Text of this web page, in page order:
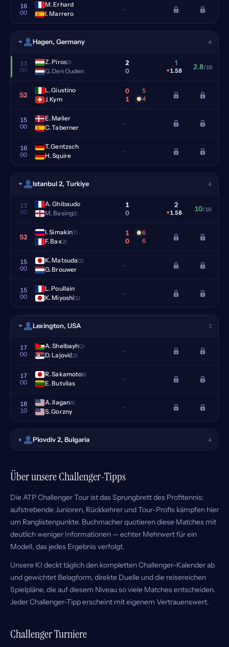
16
00
M. Erhard
I. Marrero
–
Hagen, Germany 4
13
00
Z. Piros(3)
G. Den Ouden
2
0
1
▾1.58 2.8/10
S2
L. Giustino
J. Kym
0 5
1 4
15
00
E. Møller
C. Taberner
–
16
00
T. Gentzsch
H. Squire
–
Istanbul 2, Turkiye 4
13
00
A. Ghibaudo
M. Basing(3)
1
0
2
▾1.58 10/10
S2
I. Simakin(7)
F. Bax(2)
1 6
0 6
15
00
K. Matsuda(Q)
G. Brouwer –
15
00
L. Poullain
K. Miyoshi(Q) –
Lexington, USA 3
17
00
A. Shelbayh(Q)
D. Lajović(2) –
17
00
R. Sakamoto(6)
E. Butvilas –
18
10
A. Ilagan(A)
S. Gorzny –
Plovdiv 2, Bulgaria 4
Über unsere Challenger-Tipps
Die ATP Challenger Tour ist das Sprungbrett des Profitennis:
aufstrebende Junioren, Rückkehrer und Tour-Profis kämpfen hier
um Ranglistenpunkte. Buchmacher quotieren diese Matches mit
deutlich weniger Informationen — echter Mehrwert für ein
Modell, das jedes Ergebnis verfolgt.
Unsere KI deckt täglich den kompletten Challenger-Kalender ab
und gewichtet Belagform, direkte Duelle und die reisereichen
Spielpläne, die auf diesem Niveau so viele Matches entscheiden.
Jeder Challenger-Tipp erscheint mit eigenem Vertrauenswert.
Challenger Turniere